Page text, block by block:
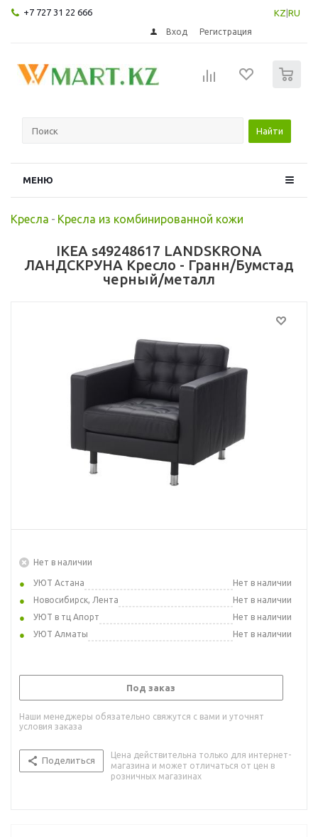
+7 727 31 22 666 KZ RU
Вход Регистрация
Найти
МЕНЮ
Кресла - Кресла из комбинированной кожи
IKEA s49248617 LANDSKRONA
ЛАНДСКРУНА Кресло - Гранн/Бумстад
черный/металл
Нет в наличии
УЮТ Астана
Нет в наличии
Новосибирск, Лента
Нет в наличии
УЮТ в тц Апорт
Нет в наличии
УЮТ Алматы
Нет в наличии
Под заказ
Наши менеджеры обязательно свяжутся с вами и уточнят
условия заказа
Поделиться
Цена действительна только для интернет-
магазина и может отличаться от цен в
розничных магазинах